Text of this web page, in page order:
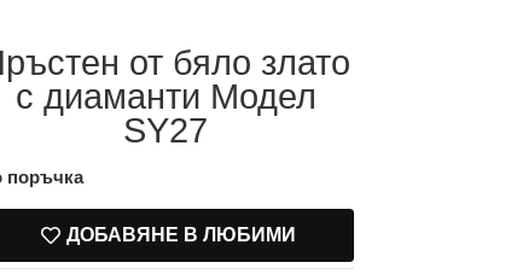
от бяло злато
с диаманти Модел
SY27
поръчка
ДОБАВЯНЕ В ЛЮБИМИ